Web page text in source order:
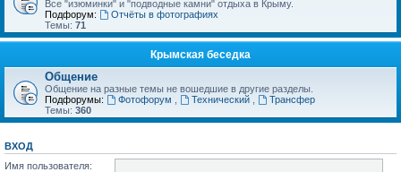
Все "изюминки" и "подводные камни" отдыха в Крыму.
Подфорум:
Отчёты в фотографиях
Темы: 71
Крымская беседка
Общение
Общение на разные темы не вошедшие в другие разделы.
Подфорумы:
Фотофорум Технический
Трансфер
Темы: 360
ВХОД
Имя пользователя: